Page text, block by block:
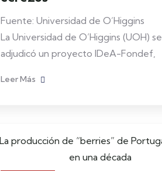
Fuente: Universidad de O´Higgins
La Universidad de O’Higgins (UOH) se
adjudicó un proyecto IDeA-Fondef,
Leer Más